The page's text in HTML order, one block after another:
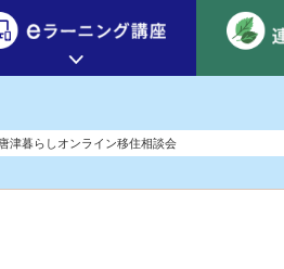
カレッジ eラーニング
津暮らしオンライン移住相談会